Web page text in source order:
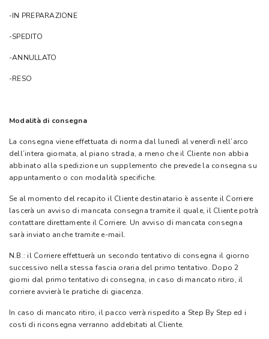
-IN PREPARAZIONE
-SPEDITO
-ANNULLATO
-RESO
Modalità di consegna
La consegna viene effettuata di norma dal lunedì al venerdì nell’arco
dell’intera giornata, al piano strada, a meno che il Cliente non abbia
abbinato alla spedizione un supplemento che prevede la consegna su
appuntamento o con modalità specifiche.
Se al momento del recapito il Cliente destinatario è assente il Corriere
lascerà un avviso di mancata consegna tramite il quale, il Cliente potrà
contattare direttamente il Corriere. Un avviso di mancata consegna
sarà inviato anche tramite e-mail.
N.B.: il Corriere effettuerà un secondo tentativo di consegna il giorno
successivo nella stessa fascia oraria del primo tentativo. Dopo 2
giorni dal primo tentativo di consegna, in caso di mancato ritiro, il
corriere avvierà le pratiche di giacenza.
In caso di mancato ritiro, il pacco verrà rispedito a Step By Step ed i
costi di riconsegna verranno addebitati al Cliente.